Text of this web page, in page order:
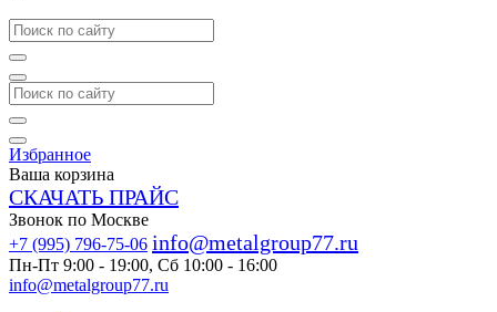
Избранное
Ваша корзина
СКАЧАТЬ ПРАЙС
Звонок по Москве
+7 (995) 796-75-06 info@metalgroup77.ru
Пн-Пт 9:00 - 19:00, Сб 10:00 - 16:00
info@metalgroup77.ru